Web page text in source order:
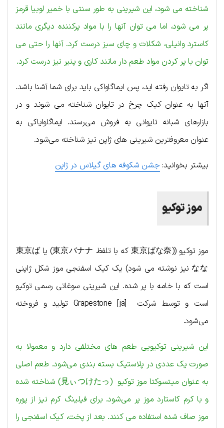
شناخته می شود، این شیرینی به طور سنتی با خمیر لوبیا قرمز
پر می شود، اما می توان آنها را با مواد پرکننده دیگری مانند
کاسترد وانیلی، شکلات و چای سبز درست کرد. آنها را حتی می
توان با پر کردن مواد طعم دار مانند کاری و پنیر نیز درست کرد.
اگر به تایوان رفته اید، پس ایماگاواکی باید برای شما آشنا باشد.
آنها به عنوان کیک چرخ در تایوان شناخته می شوند و در
بازارهای شبانه تایوانی به فروش می‌رسند. ایماگاوایاکی به
عنوان معروفترین شیرینی های ژاپن نیز شناخته می‌شود.
بیشتر بخوانید: جشن شکوفه های گیلاس در ژاپن
موز توکیو
موز توکیو ((東京ばな奈 که با تلفظ 東京バナナ) یا 東京ば
なな نیز نوشته می شود) یک کیک اسفنجی موز شکل ژاپنی
است که با خامه با پر شده. این شیرینی سوغاتی رسمی توکیو
است و توسط شرکت Grapestone [ja] تولید و فروخته
می‌شود.
این شیرینی توکیویی طعم های مختلفی دارد و معمولا به
صورت یک عددی در پلاستیک بسته بندی می‌شود. طعم اصلی
به عنوان میتسوکتا موز توکیو (見ぃつけたっ) شناخته شده
و با کرم کاستارد موز پر می‌شود. برای فیلینگ کرم نیز از پوره
موز صاف شده استفاده می کنند. بعد از پخت، کیک اسفنجی را